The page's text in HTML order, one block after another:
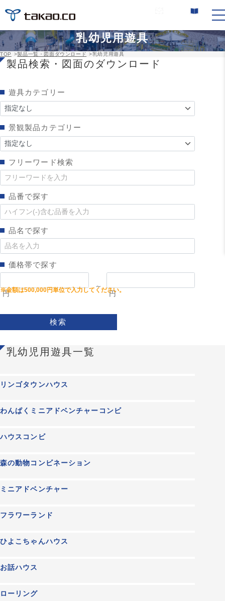
乳幼児用遊具
TOP >製品一覧・図面ダウンロード >乳幼児用遊具
製品検索・図面のダウンロード
遊具カテゴリー
景観製品カテゴリー
フリーワード検索
品番で探す
品名で探す
価格帯で探す
円
～
円
検索
乳幼児用遊具一覧
リンゴタウンハウス
わんぱくミニアドベンチャーコンビ
ハウスコンビ
森の動物コンビネーション
ミニアドベンチャー
フラワーランド
ひよこちゃんハウス
お話ハウス
ローリング